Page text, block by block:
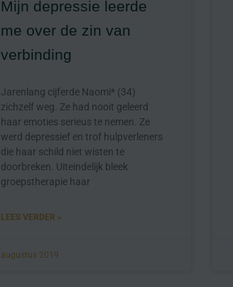
Mijn depressie leerde
me over de zin van
verbinding
Jarenlang cijferde Naomi* (34)
zichzelf weg. Ze had nooit geleerd
haar emoties serieus te nemen. Ze
werd depressief en trof hulpverleners
die haar schild niet wisten te
doorbreken. Uiteindelijk bleek
groepstherapie haar
LEES VERDER »
augustus 2019